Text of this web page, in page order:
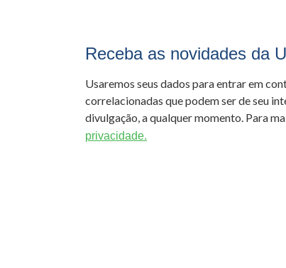
Receba as novidades da
Usaremos seus dados para entrar em
correlacionadas que podem ser de seu
divulgação, a qualquer momento. Para
privacidade.